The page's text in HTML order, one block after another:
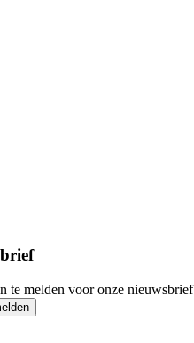
te melden voor onze nieuwsbrief